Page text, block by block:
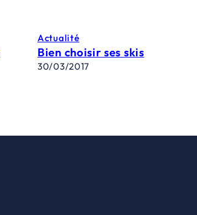
Actualité
Bien choisir ses skis
30/03/2017